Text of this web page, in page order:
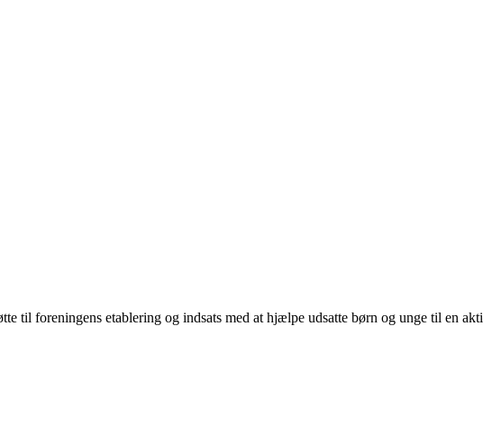
til foreningens etablering og indsats med at hjælpe udsatte børn og unge til en